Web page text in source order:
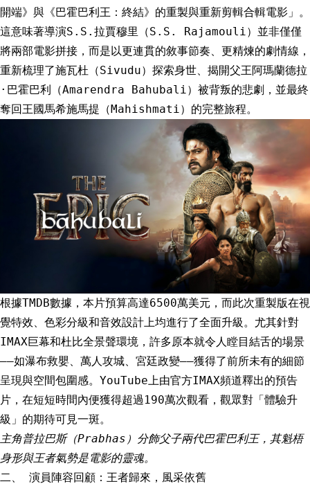
開端》與《巴霍巴利王：終結》的重製與重新剪輯合輯電影」。
這意味著導演S.S.拉賈穆里（S.S. Rajamouli）並非僅僅
將兩部電影拼接，而是以更連貫的敘事節奏、更精煉的劇情線，
重新梳理了施瓦杜（Sivudu）探索身世、揭開父王阿瑪蘭德拉
·巴霍巴利（Amarendra Bahubali）被背叛的悲劇，並最終
奪回王國馬希施馬提（Mahishmati）的完整旅程。
根據TMDB數據，本片預算高達6500萬美元，而此次重製版在視
覺特效、色彩分級和音效設計上均進行了全面升級。尤其針對
IMAX巨幕和杜比全景聲環境，許多原本就令人瞠目結舌的場景
——如瀑布救嬰、萬人攻城、宮廷政變——獲得了前所未有的細節
呈現與空間包圍感。YouTube上由官方IMAX頻道釋出的預告
片，在短短時間內便獲得超過190萬次觀看，觀眾對「體驗升
級」的期待可見一斑。
主角普拉巴斯（Prabhas）分飾父子兩代巴霍巴利王，其魁梧
身形與王者氣勢是電影的靈魂。
二、 演員陣容回顧：王者歸來，風采依舊